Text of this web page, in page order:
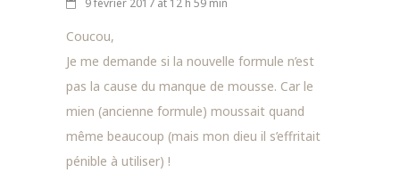
Coucou,
Je me demande si la nouvelle formule n’est
pas la cause du manque de mousse. Car le
mien (ancienne formule) moussait quand
même beaucoup (mais mon dieu il s’effritait
pénible à utiliser) !